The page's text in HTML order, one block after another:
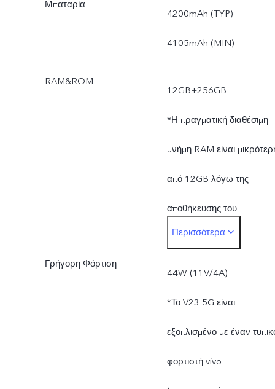
Μπαταρία
4200mAh (TYP)
4105mAh (MIN)
RAM&ROM
12GB+256GB
*Η πραγματική διαθέσιμη
μνήμη RAM είναι
από 12GB λόγω της
αποθήκευσης του
λειτουργικού συστήματος
και των
προεγκατεστημένων
εφαρμογών.
*Η πραγματική διαθέσιμη
ROM είναι μικρότερη από
Περισσότερα
Γρήγορη Φόρτιση
44W (11V/4A)
*Το V23 5G είναι
εξοπλισμένο με έναν
φορτιστή vivo